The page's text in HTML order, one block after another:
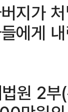
지가
에게
원 2